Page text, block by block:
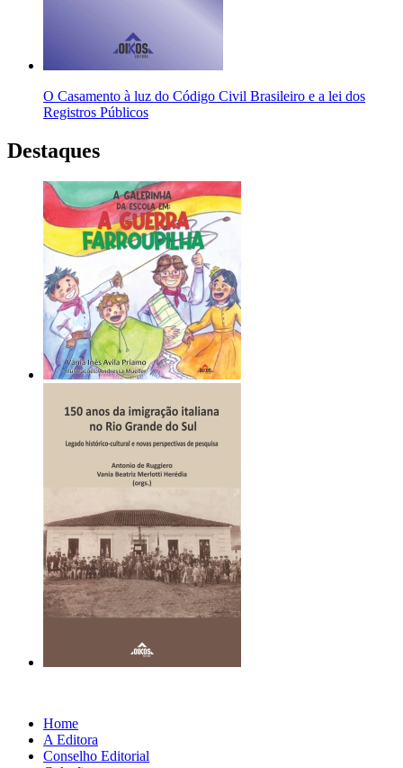
O Casamento à luz do Código Civil Brasileiro e a lei dos
Registros Públicos
Destaques
Home
A Editora
Conselho Editorial